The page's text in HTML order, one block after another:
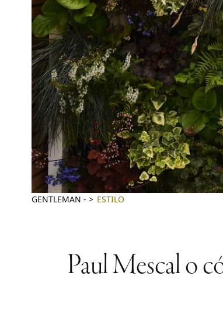
GENTLEMAN - ESTILO
Paul Mescal o